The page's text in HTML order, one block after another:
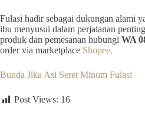
Fulasi hadir sebagai dukungan alami
ibu menyusui dalam perjalanan
produk dan pemesanan hubungi WA
order via marketplace Shopee.
Bunda Jika Asi Seret Minum Fulasi
Post Views: 16